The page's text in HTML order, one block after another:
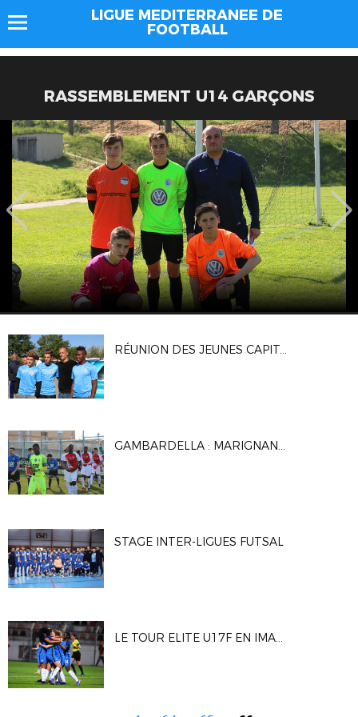
LIGUE MEDITERRANEE DE
FOOTBALL
RASSEMBLEMENT U14 GARÇONS
RÉUNION DES JEUNES CAPITAINES MÉDITERRANÉENS
GAMBARDELLA : MARIGNANE GIGNAC FC / AS MONACO
STAGE INTER-LIGUES FUTSAL
LE TOUR ELITE U17F EN IMAGES